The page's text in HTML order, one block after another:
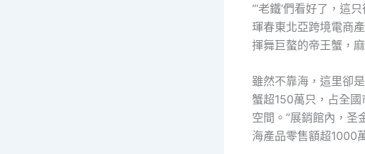
“‘老鐵’們看好了，這
琿春東北亞跨境電商
揮舞巨螯的帝王蟹，
雖然不靠海，這里卻
蟹超150萬只，占全國
空間。”展銷館內，
海產品零售額超1000